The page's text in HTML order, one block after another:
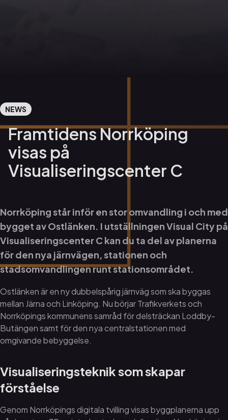
NEWS
Framtidens Norrköping
visas på
Visualiseringscenter C
Norrköping står inför en stor omvandling i och med
bygget av Ostlänken. I utställningen Visual City på
Visualiseringscenter C kan du ta del av planerna
för den nya järnvägen, stationen och
stadsomvandlingen runt stationsområdet.
Ostlänken är en ny dubbelspårig järnväg som ska byggas
mellan Järna och Linköping. Nu börjar Trafikverkets och
Norrköpings kommunens samråd för delsträckan Loddby-
Butängen samt för den nya centralstationen med
omgivande bebyggelse.
Visualiseringsteknik som skapar
förståelse
Genom Norrköpings digitala tvilling visas byggplanerna upp